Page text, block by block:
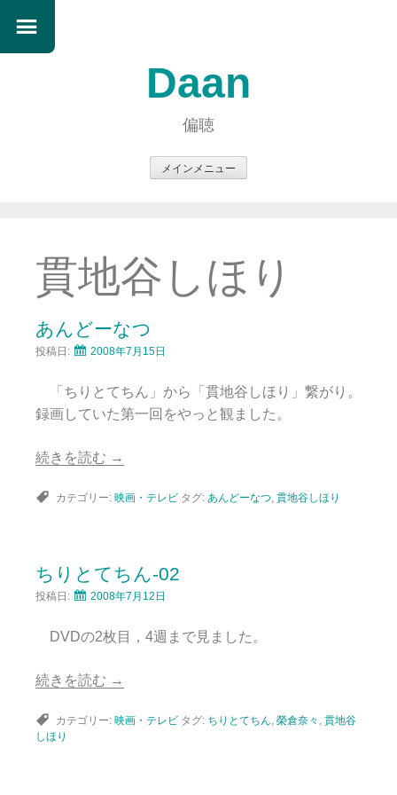
Daan
偏聴
メインメニュー
ン
ツ
へ
ス
キ
貫地谷しほり
あんどーなつ
投稿日: 2008年7月15日
「ちりとてちん」から「貫地谷しほり」繋がり。
録画していた第一回をやっと観ました。
続きを読む →
カテゴリー: 映画・テレビ タグ: あんどーなつ, 貫地谷しほり
ちりとてちん-02
投稿日: 2008年7月12日
DVDの2枚目，4週まで見ました。
続きを読む →
カテゴリー: 映画・テレビ タグ: ちりとてちん, 榮倉奈々 , 貫地谷
しほり